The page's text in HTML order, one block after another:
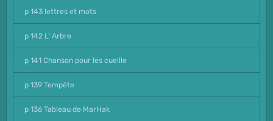
p 143 lettres et mots
p 142 L' Arbre
p 141 Chanson pour les cueille
p 139 Tempête
p 136 Tableau de MarHak